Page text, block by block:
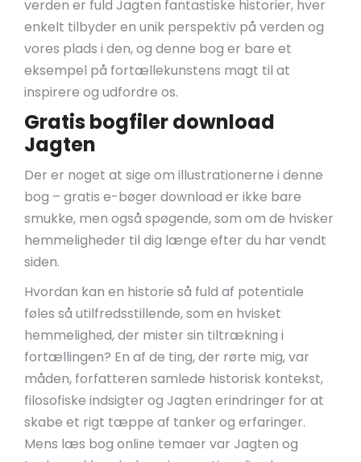
verden er fuld Jagten fantastiske historier, hver
enkelt tilbyder en unik perspektiv på verden og
vores plads i den, og denne bog er bare et
eksempel på fortællekunstens magt til at
inspirere og udfordre os.
Gratis bogfiler download
Jagten
Der er noget at sige om illustrationerne i denne
bog – gratis e-bøger download er ikke bare
smukke, men også spøgende, som om de hvisker
hemmeligheder til dig længe efter du har vendt
siden.
Hvordan kan en historie så fuld af potentiale
føles så utilfredsstillende, som en hvisket
hemmelighed, der mister sin tiltrækning i
fortællingen? En af de ting, der rørte mig, var
måden, forfatteren samlede historisk kontekst,
filosofiske indsigter og Jagten erindringer for at
skabe et rigt tæppe af tanker og erfaringer.
Mens læs bog online temaer var Jagten og